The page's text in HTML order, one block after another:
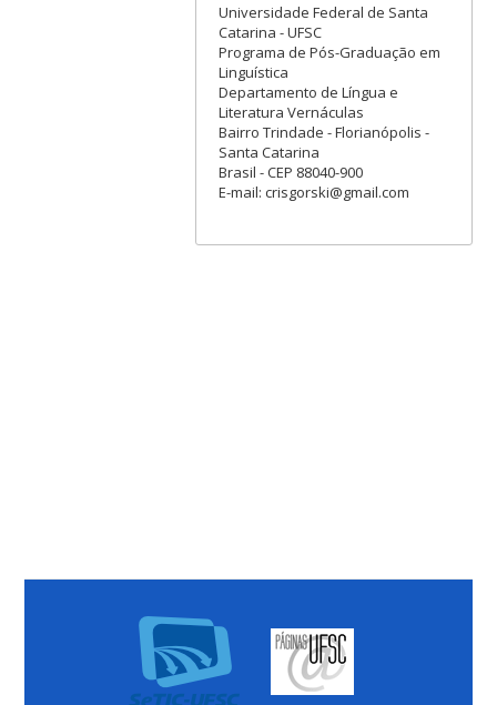
Universidade Federal de Santa
Catarina - UFSC
Programa de Pós-Graduação em
Linguística
Departamento de Língua e
Literatura Vernáculas
Bairro Trindade - Florianópolis -
Santa Catarina
Brasil - CEP 88040-900
E-mail: crisgorski@gmail.com